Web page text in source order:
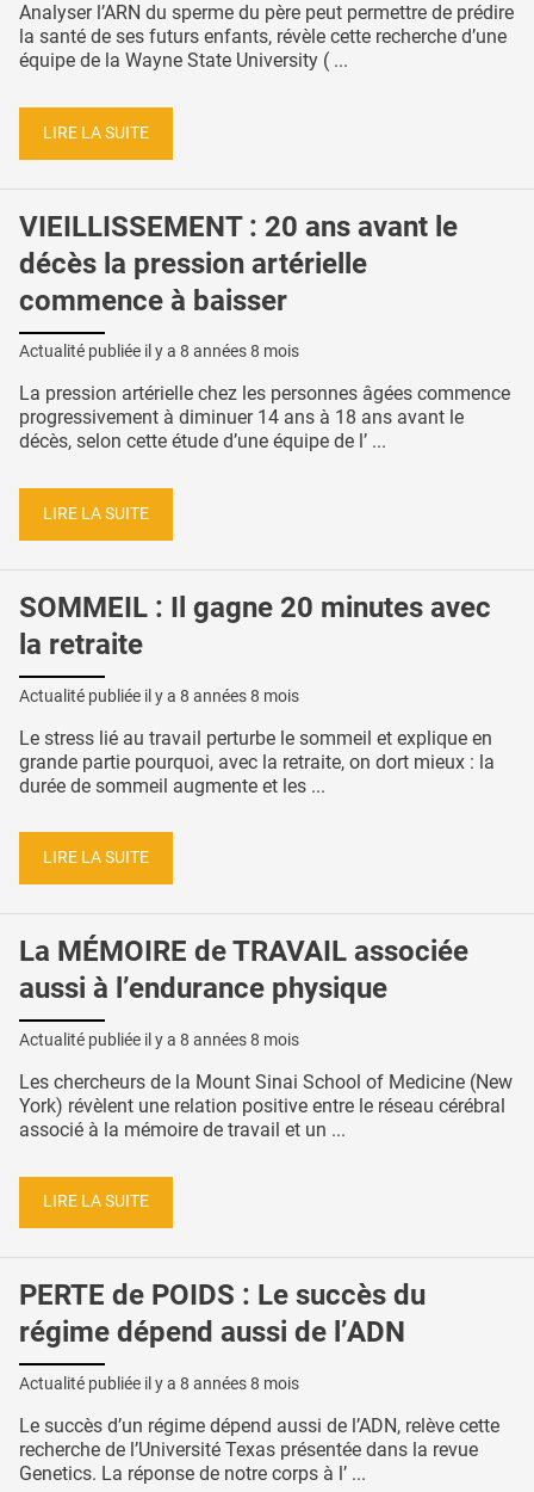
Analyser l’ARN du sperme du père peut permettre de prédire
la santé de ses futurs enfants, révèle cette recherche d’une
équipe de la Wayne State University ( ...
LIRE LA SUITE
VIEILLISSEMENT : 20 ans avant le
décès la pression artérielle
commence à baisser
Actualité publiée il y a 8 années 8 mois
La pression artérielle chez les personnes âgées commence
progressivement à diminuer 14 ans à 18 ans avant le
décès, selon cette étude d’une équipe de l’ ...
LIRE LA SUITE
SOMMEIL : Il gagne 20 minutes avec
la retraite
Actualité publiée il y a 8 années 8 mois
Le stress lié au travail perturbe le sommeil et explique en
grande partie pourquoi, avec la retraite, on dort mieux : la
durée de sommeil augmente et les ...
LIRE LA SUITE
La MÉMOIRE de TRAVAIL associée
aussi à l’endurance physique
Actualité publiée il y a 8 années 8 mois
Les chercheurs de la Mount Sinai School of Medicine (New
York) révèlent une relation positive entre le réseau cérébral
associé à la mémoire de travail et un ...
LIRE LA SUITE
PERTE de POIDS : Le succès du
régime dépend aussi de l’ADN
Actualité publiée il y a 8 années 8 mois
Le succès d’un régime dépend aussi de l’ADN, relève cette
recherche de l’Université Texas présentée dans la revue
Genetics. La réponse de notre corps à l’ ...